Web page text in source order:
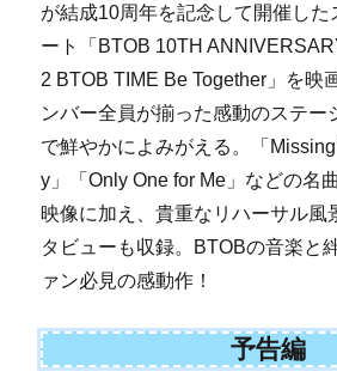
が結成10周年を記念して開催した
ート「BTOB 10TH
2 BTOB TIME Be Together」を映
ンバー全員が揃った感動のステー
で鮮やかによみがえる。「Missing
y」「Only One for Me」などの名
映像に加え、貴重なリハーサル風
タビューも収録。BTOBの音楽と
ァン必見の感動作！
予告編